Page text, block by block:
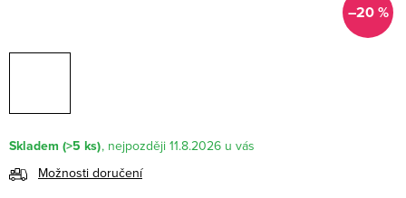
–20 %
Skladem (>5 ks)
11.8.2026
Možnosti doručení